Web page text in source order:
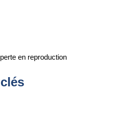
en reproduction